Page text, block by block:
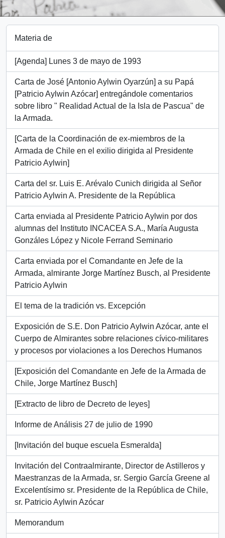
Materia de
[Agenda] Lunes 3 de mayo de 1993
Carta de José [Antonio Aylwin Oyarzún] a su Papá
[Patricio Aylwin Azócar] entregándole comentarios
sobre libro " Realidad Actual de la Isla de Pascua" de
la Armada.
[Carta de la Coordinación de ex-miembros de la
Armada de Chile en el exilio dirigida al Presidente
Patricio Aylwin]
Carta del sr. Luis E. Arévalo Cunich dirigida al Señor
Patricio Aylwin A. Presidente de la República
Carta enviada al Presidente Patricio Aylwin por dos
alumnas del Instituto INCACEA S.A., María Augusta
Gonzáles López y Nicole Ferrand Seminario
Carta enviada por el Comandante en Jefe de la
Armada, almirante Jorge Martínez Busch, al Presidente
Patricio Aylwin
El tema de la tradición vs. Excepción
Exposición de S.E. Don Patricio Aylwin Azócar, ante el
Cuerpo de Almirantes sobre relaciones cívico-militares
y procesos por violaciones a los Derechos Humanos
[Exposición del Comandante en Jefe de la Armada de
Chile, Jorge Martínez Busch]
[Extracto de libro de Decreto de leyes]
Informe de Análisis 27 de julio de 1990
[Invitación del buque escuela Esmeralda]
Invitación del Contraalmirante, Director de Astilleros y
Maestranzas de la Armada, sr. Sergio García Greene al
Excelentísimo sr. Presidente de la República de Chile,
sr. Patricio Aylwin Azócar
Memorandum